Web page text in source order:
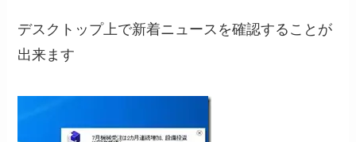
デスクトップ上で新着ニュースを確認することが
出来ます